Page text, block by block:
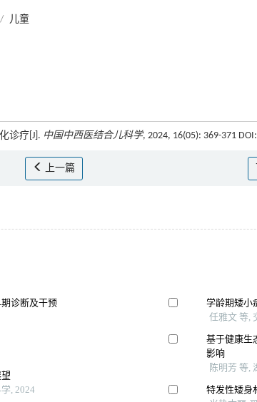
/ 儿童
诊疗[J]. 中国中西医结合儿科学, 2024, 16(05): 369-371 DOI:
上一篇